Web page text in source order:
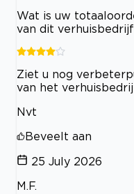
Wat is uw
van dit
Ziet u nog
van het
Nvt
Beveelt aan
25 July 2026
M.F.